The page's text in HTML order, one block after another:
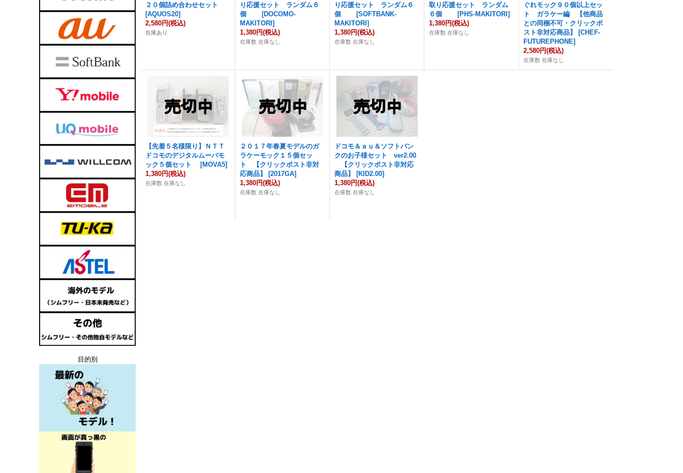
目的別
２０個詰め合わせセット
[AQUOS20]
2,580円(税込)
在庫あり
り応援セット ランダム６
個
[DOCOMO-
MAKITORI]
1,380円(税込)
在庫数 在庫なし
り応援セット ランダム６
個
[SOFTBANK-
MAKITORI]
1,380円(税込)
在庫数 在庫なし
取り応援セット ランダム
６個
[PHS-MAKITORI]
1,380円(税込)
在庫数 在庫なし
ぐれモック９０個以上セッ
ト ガラケー編 【他商品
との同梱不可・クリックポ
スト非対応商品】
[CHEF-
FUTUREPHONE]
2,580円(税込)
在庫数 在庫なし
【先着５名様限り】ＮＴＴ
ドコモのデジタルムーバモ
ック５個セット
[MOVA5]
1,380円(税込)
在庫数 在庫なし
２０１７年春夏モデルのガ
ラケーモック１５個セッ
ト 【クリックポスト非対
応商品】
[2017GA]
1,380円(税込)
在庫数 在庫なし
ドコモ＆ａｕ＆ソフトバン
クのお子様セット ver2.00
【クリックポスト非対応
商品】
[KID2.00]
1,380円(税込)
在庫数 在庫なし